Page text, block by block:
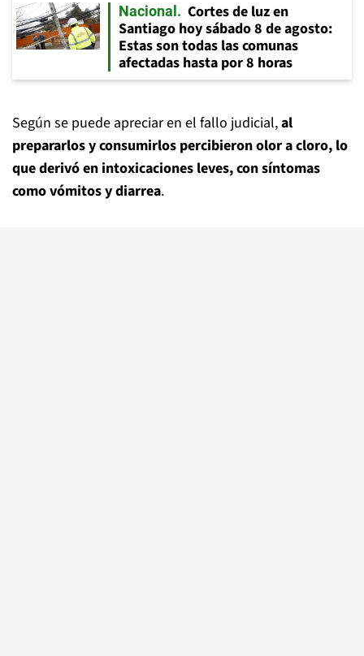
Nacional
Cortes de luz en
Santiago hoy sábado 8 de agosto:
Estas son todas las comunas
afectadas hasta por 8 horas
Según se puede apreciar en el fallo judicial,al
prepararlos y consumirlos percibieron olor a cloro, lo
que derivó en intoxicaciones leves, con síntomas
como vómitos y diarrea.